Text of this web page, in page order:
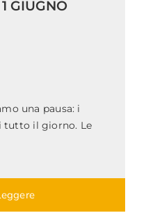
GIUGNO
una pausa: i
tutto il giorno. Le